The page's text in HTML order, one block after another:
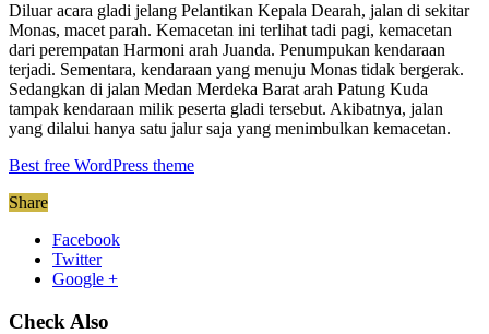
Diluar acara gladi jelang Pelantikan Kepala Dearah, jalan di sekitar
Monas, macet parah. Kemacetan ini terlihat tadi pagi, kemacetan
dari perempatan Harmoni arah Juanda. Penumpukan kendaraan
terjadi. Sementara, kendaraan yang menuju Monas tidak bergerak.
Sedangkan di jalan Medan Merdeka Barat arah Patung Kuda
tampak kendaraan milik peserta gladi tersebut. Akibatnya, jalan
yang dilalui hanya satu jalur saja yang menimbulkan kemacetan.
Best free WordPress theme
Share
Facebook
Twitter
Google +
Check Also